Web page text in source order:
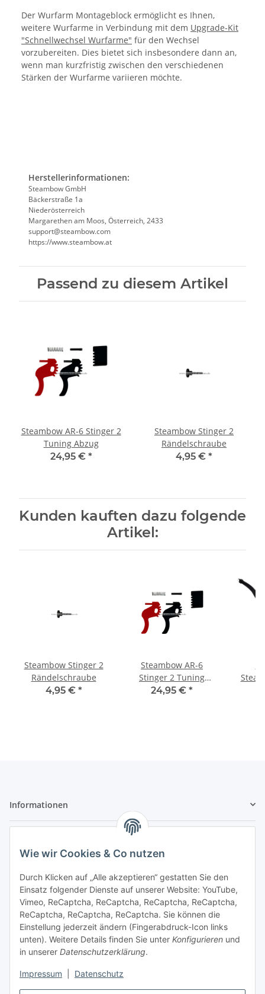
Wie wir Cookies & Co nutzen
Durch Klicken auf „Alle akzeptieren“ gestatten Sie den
Einsatz folgender Dienste auf unserer Website: YouTube,
Vimeo, ReCaptcha, ReCaptcha, ReCaptcha, ReCaptcha,
ReCaptcha, ReCaptcha, ReCaptcha. Sie können die
Einstellung jederzeit ändern (Fingerabdruck-Icon links
unten). Weitere Details finden Sie unter Konfigurieren und
in unserer Datenschutzerklärung.
Impressum Datenschutz
Der Wurfarm Montageblock ermöglicht es Ihnen,
weitere Wurfarme in Verbindung mit dem Upgrade-Kit
"Schnellwechsel Wurfarme" für den Wechsel
vorzubereiten. Dies bietet sich insbesondere dann an,
wenn man kurzfristig zwischen den verschiedenen
Stärken der Wurfarme variieren möchte.
Herstellerinformationen:
Steambow GmbH
Bäckerstraße 1a
Niederösterreich
Margarethen am Moos, Österreich, 2433
support@steambow.com
https://www.steambow.at
Passend zu diesem Artikel
Steambow AR-6 Stinger 2
Tuning Abzug
24,95 € *
Steambow Stinger 2
Rändelschraube
4,95 € *
Kunden kauften dazu folgende
Artikel:
Steambow Stinger 2
Rändelschraube
4,95 € *
Steambow AR-6
Stinger 2 Tuning
Abzug
24,95 € *
Informationen
Vertrag widerrufen